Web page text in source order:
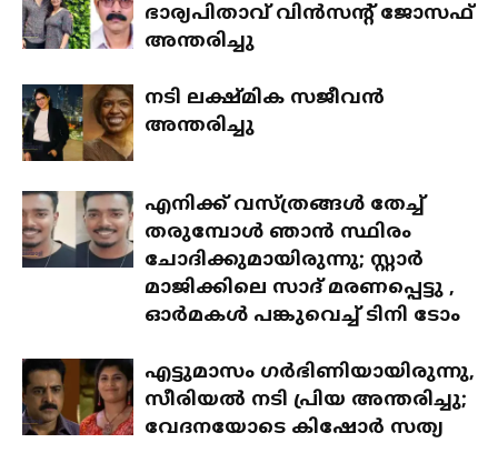
ഭാര്യപിതാവ് വിന്‍സന്റ് ജോസഫ്
അന്തരിച്ചു
നടി ലക്ഷ്മിക സജീവന്‍
അന്തരിച്ചു
എനിക്ക് വസ്ത്രങ്ങള്‍ തേച്ച്
തരുമ്പോള്‍ ഞാന്‍ സ്ഥിരം
ചോദിക്കുമായിരുന്നു; സ്റ്റാര്‍
മാജിക്കിലെ സാദ് മരണപ്പെട്ടു ,
ഓര്‍മകള്‍ പങ്കുവെച്ച് ടിനി ടോം
എട്ടുമാസം ഗര്‍ഭിണിയായിരുന്നു,
സീരിയല്‍ നടി പ്രിയ അന്തരിച്ചു;
വേദനയോടെ കിഷോര്‍ സത്യ